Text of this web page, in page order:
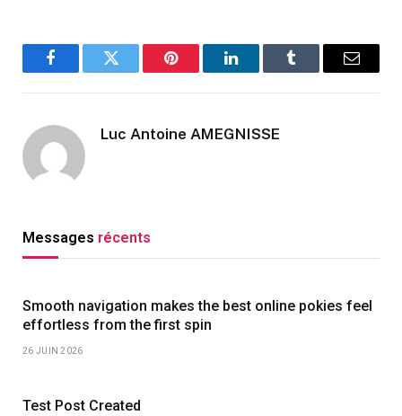
FacebookTwitter Pinterest LinkedInTumblr Email
Luc Antoine AMEGNISSE
Messages récents
Smooth navigation makes the best online pokies feel
effortless from the first spin
26 JUIN 2026
Test Post Created